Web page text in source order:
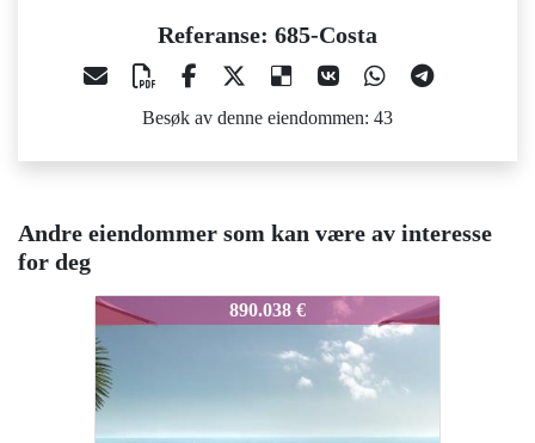
Referanse: 685-Costa
Besøk av denne eiendommen: 43
Andre eiendommer som kan være av interesse
for deg
685-Costa
890.038 €
685-Costa 750.000 €